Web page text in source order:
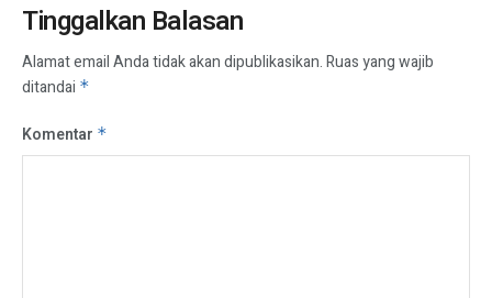
Tinggalkan Balasan
Alamat email Anda tidak akan dipublikasikan.Ruas yang wajib
ditandai *
Komentar *